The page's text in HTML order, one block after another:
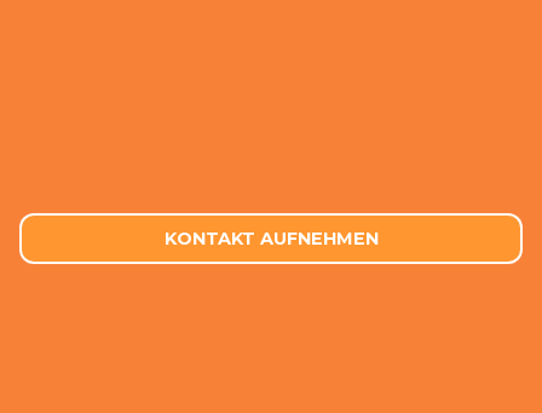
KONTAKT AUFNEHMEN